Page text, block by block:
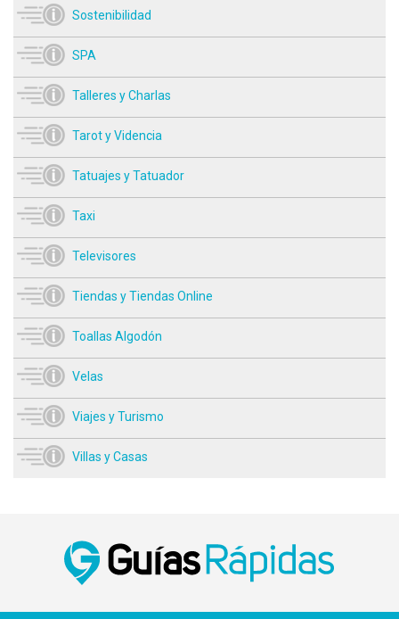
Sostenibilidad
SPA
Talleres y Charlas
Tarot y Videncia
Tatuajes y Tatuador
Taxi
Televisores
Tiendas y Tiendas Online
Toallas Algodón
Velas
Viajes y Turismo
Villas y Casas